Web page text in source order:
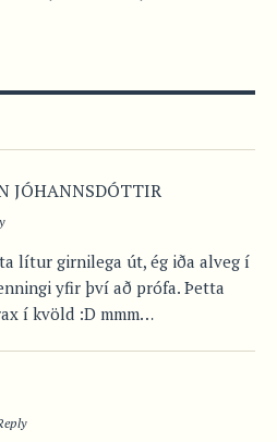
JÓHANNSDÓTTIR
lítur girnilega út, ég iða alveg í
yfir því að prófa. Þetta
í kvöld :D mmm…